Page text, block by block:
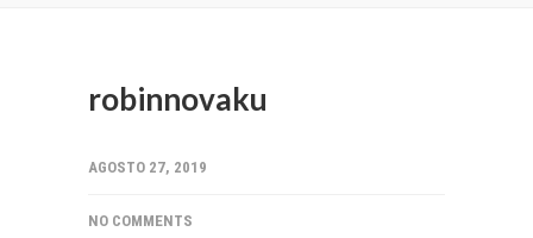
robinnovaku
AGOSTO 27, 2019
NO COMMENTS